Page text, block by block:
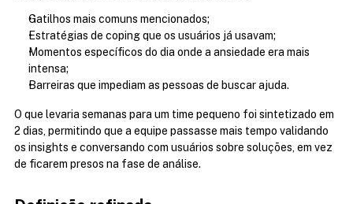
Gatilhos mais comuns mencionados;
Estratégias de coping que os usuários já usavam;
Momentos específicos do dia onde a ansiedade era mais
intensa;
Barreiras que impediam as pessoas de buscar ajuda.
O que levaria semanas para um time pequeno foi sintetizado em
2 dias, permitindo que a equipe passasse mais tempo validando
os insights e conversando com usuários sobre soluções, em vez
de ficarem presos na fase de análise.